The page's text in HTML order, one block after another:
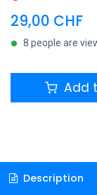
29,00 CHF
8 people are
Add
Description